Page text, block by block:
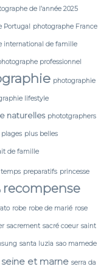
de l’année 2025
Portugal photographe France
international de famille
professionnel
photographie
lifestyle
naturelles phototgraphers
plages plus belles
de famille
preparatifs princesse
recompense
robe robe de marié rose
sacrement sacré coeur saint
santa luzia sao mamede
seine et marne serra da